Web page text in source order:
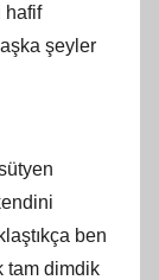
hafif
şeyler
ben
tam dimdik